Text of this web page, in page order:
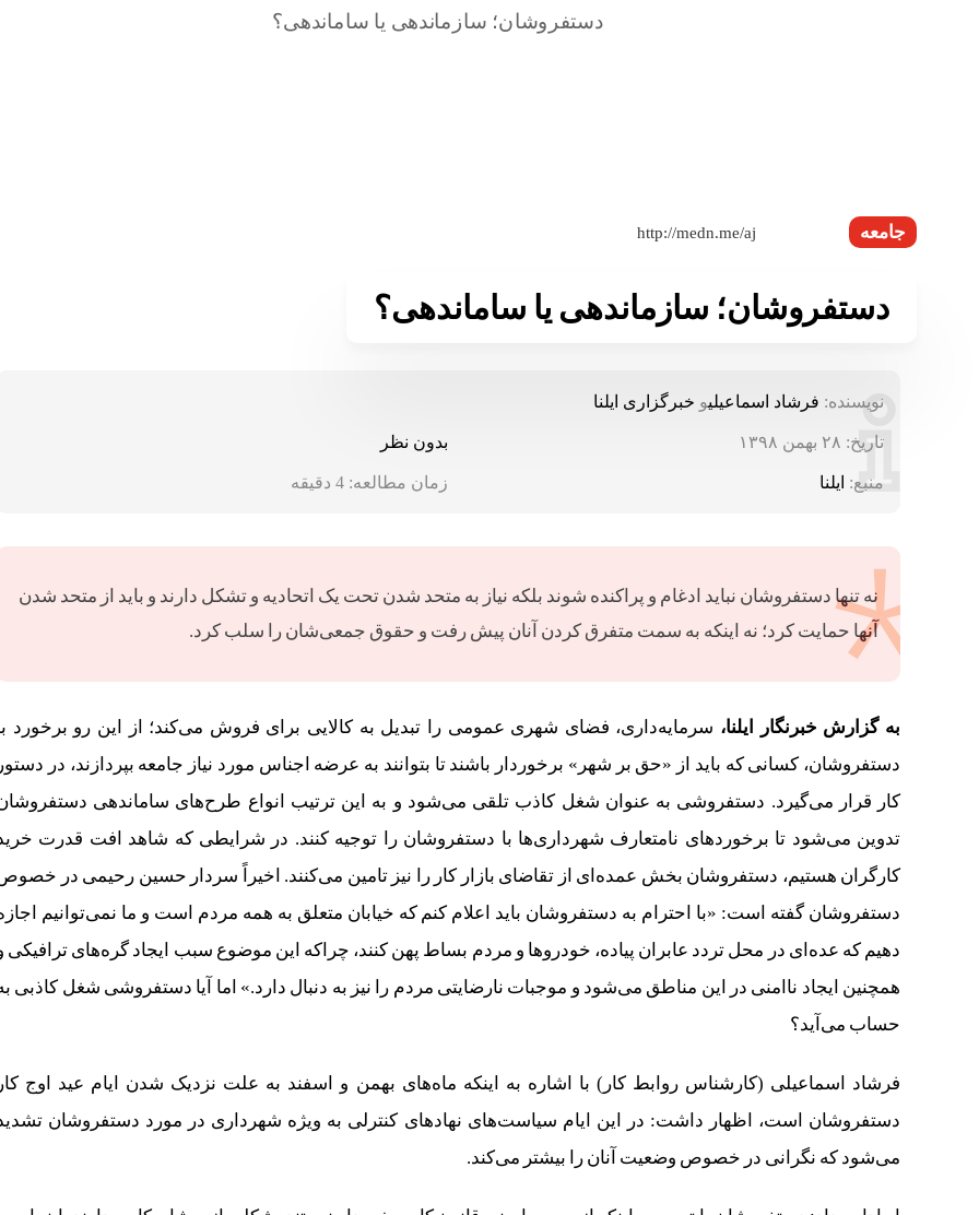
جامعه
دستفروشان؛ سازماندهی یا ساماندهی؟
نویسنده: فرشاد اسماعیلیو خبرگزاری ایلنا
تاریخ: ۲۸ بهمن ۱۳۹۸ بدون نظر
منبع: ایلنا زمان مطالعه: 4 دقیقه
نه تنها دستفروشان نباید ادغام و پراکنده شوند بلکه نیاز به متحد شدن تحت یک اتحادیه و تشکل دارند و باید از متحد شدن
آنها حمایت کرد؛ نه اینکه به سمت متفرق کردن آنان پیش رفت و حقوق جمعی‌شان را سلب کرد.
به گزارش خبرنگار ایلنا، سرمایه‌داری، فضای شهری عمومی را تبدیل به کالایی برای فروش می‌کند؛ از این رو برخورد
دستفروشان، کسانی که باید از «حق بر شهر» برخوردار باشند تا بتوانند به عرضه اجناس مورد نیاز جامعه بپردازند، در دستور
کار قرار می‌گیرد. دستفروشی به عنوان شغل کاذب تلقی می‌شود و به این ترتیب انواع طرح‌های ساماندهی
تدوین می‌شود تا برخوردهای نامتعارف شهرداری‌ها با دستفروشان را توجیه کنند. در شرایطی که شاهد افت قدرت
کارگران هستیم، دستفروشان بخش عمده‌ای از تقاضای بازار کار را نیز تامین می‌کنند. اخیراً سردار حسین رحیمی در
دستفروشان گفته است: «با احترام به دستفروشان باید اعلام کنم که خیابان متعلق به همه مردم است و ما نمی‌توانیم
دهیم که عده‌ای در محل تردد عابران پیاده، خودروها و مردم بساط پهن کنند، چراکه این موضوع سبب ایجاد گره‌های ترافیکی
همچنین ایجاد ناامنی در این مناطق می‌شود و موجبات نارضایتی مردم را نیز به دنبال دارد.» اما آیا دستفروشی شغل کاذبی
حساب می‌آید؟
فرشاد اسماعیلی (کارشناس روابط کار) با اشاره به اینکه ماه‌های بهمن و اسفند به علت نزدیک شدن ایام عید اوج کار
دستفروشان است، اظهار داشت: در این ایام سیاست‌های نهادهای کنترلی به ویژه شهرداری در مورد دستفروشان
می‌‌شود که نگرانی در خصوص وضعیت آنان را بیشتر می‌کند.